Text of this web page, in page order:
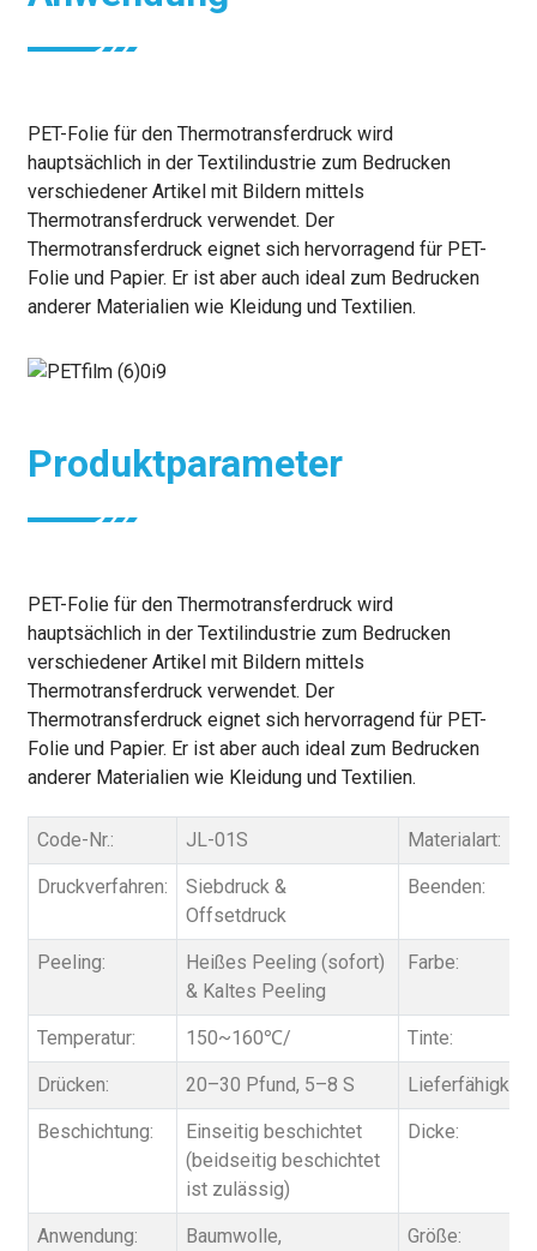
PET-Folie für den Thermotransferdruck wird
hauptsächlich in der Textilindustrie zum Bedrucken
verschiedener Artikel mit Bildern mittels
Thermotransferdruck verwendet. Der
Thermotransferdruck eignet sich hervorragend für PET-
Folie und Papier. Er ist aber auch ideal zum Bedrucken
anderer Materialien wie Kleidung und Textilien.
Produktparameter
PET-Folie für den Thermotransferdruck wird
hauptsächlich in der Textilindustrie zum Bedrucken
verschiedener Artikel mit Bildern mittels
Thermotransferdruck verwendet. Der
Thermotransferdruck eignet sich hervorragend für PET-
Folie und Papier. Er ist aber auch ideal zum Bedrucken
anderer Materialien wie Kleidung und Textilien.
Code-Nr.: JL-01S Materialart:
Druckverfahren:
Siebdruck &
Offsetdruck
Beenden:
Peeling:
Heißes Peeling (sofort)
& Kaltes Peeling
Farbe:
Temperatur: 150~160℃/ Tinte:
Drücken: 20–30 Pfund, 5–8 S Lieferfähigkeit:
Beschichtung:
Einseitig beschichtet
(beidseitig beschichtet
ist zulässig)
Dicke:
Anwendung:
Baumwolle,
Größe: